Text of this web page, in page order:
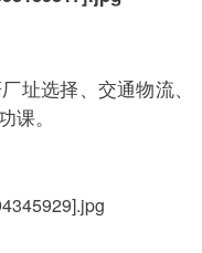
址选择、交通物流、
课。